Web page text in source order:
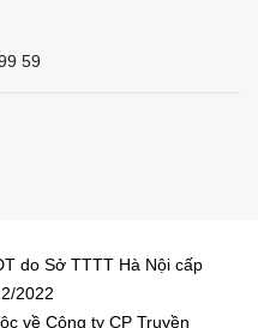
59
do Sở TTTT Hà Nội cấp
2022
về Công ty CP Truyền